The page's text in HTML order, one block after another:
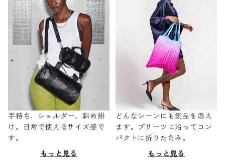
手持ち、ショルダー、斜め掛
け。日常で使えるサイズ感で
す。
もっと見る
どんなシーンにも気品を添え
ます。プリーツに沿ってコン
パクトに折りたたみ。
もっと見る